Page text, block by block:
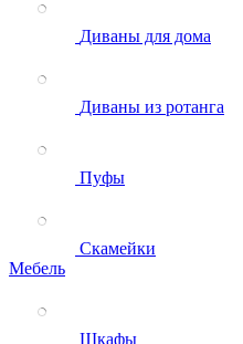
Диваны для дома
Диваны из ротанга
Пуфы
Скамейки
Мебель
Шкафы